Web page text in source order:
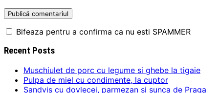
Bifeaza pentru a confirma ca nu esti SPAMMER
Recent Posts
Muschiulet de porc cu legume si ghebe la tigaie
Pulpa de miel cu condimente, la cuptor
Sandvis cu dovlecei, parmezan si sunca de Praga